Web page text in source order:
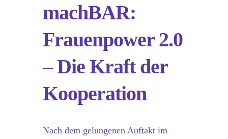
machBAR:
Frauenpower 2.0
– Die Kraft der
Kooperation
Nach dem gelungenen Auftakt im